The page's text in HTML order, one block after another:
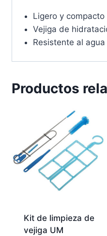
Ligero y compacto
Vejiga de
Resistente al agua
Productos
Kit de limpieza de
vejiga UM